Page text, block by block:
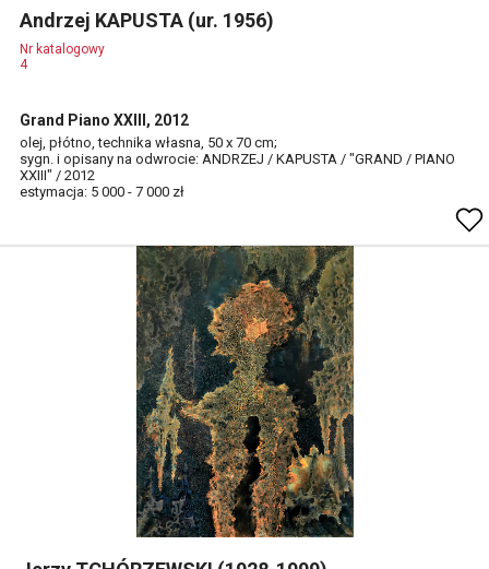
Andrzej KAPUSTA (ur. 1956)
Nr katalogowy
4
Grand Piano XXIII, 2012
olej, płótno, technika własna, 50 x 70 cm;
sygn. i opisany na odwrocie: ANDRZEJ / KAPUSTA / "GRAND / PIANO
XXIII" / 2012
estymacja: 5 000 - 7 000 zł